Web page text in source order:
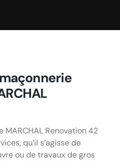
MARCHAL Renovation 42
qu’il s’agisse de
ou de travaux de gros